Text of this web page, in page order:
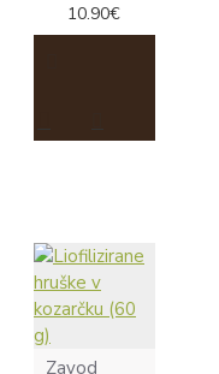
10.90€
Zavod